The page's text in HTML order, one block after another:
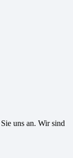
uns an. Wir sind